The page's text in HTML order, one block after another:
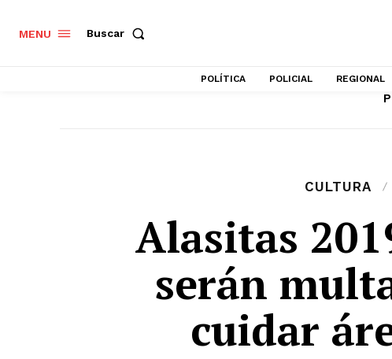
MENU Buscar
POLÍTICA POLICIAL REGIONAL
CULTURA
Alasitas
serán
cuidar